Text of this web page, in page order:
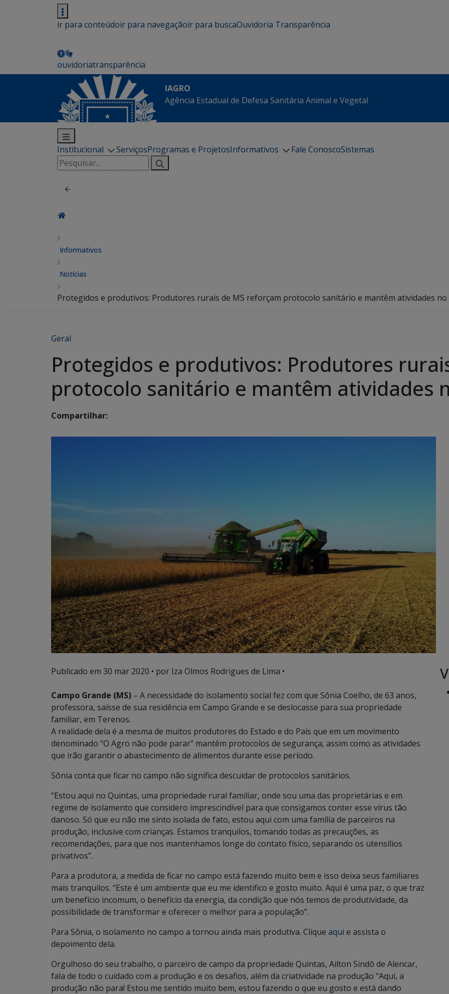
ir para conteúdoir para navegaçãoir para buscaOuvidoria Transparência
ouvidoriatransparência
IAGRO
Agência Estadual de Defesa Sanitária Animal e Vegetal
Institucional ServiçosProgramas e ProjetosInformativos Fale ConoscoSistemas
Pesquisar
por:
Informativos
Notícias
Protegidos e produtivos: Produtores rurais de MS reforçam protocolo sanitário e mantêm atividades no
Geral
Protegidos e produtivos: Produtores
protocolo sanitário e mantêm atividades
Compartilhar:
Publicado em 30 mar 2020 • por Iza Olmos Rodrigues de Lima •
Campo Grande (MS) – A necessidade do isolamento social fez com que Sônia Coelho, de 63 anos,
professora, saísse de sua residência em Campo Grande e se deslocasse para sua propriedade
familiar, em Terenos.
A realidade dela é a mesma de muitos produtores do Estado e do País que em um movimento
denominado “O Agro não pode parar” mantêm protocolos de segurança, assim como as atividades
que irão garantir o abastecimento de alimentos durante esse período.
Sônia conta que ficar no campo não significa descuidar de protocolos sanitários.
“Estou aqui no Quintas, uma propriedade rural familiar, onde sou uma das proprietárias e em
regime de isolamento que considero imprescindível para que consigamos conter esse vírus tão
danoso. Só que eu não me sinto isolada de fato, estou aqui com uma família de parceiros na
produção, inclusive com crianças. Estamos tranquilos, tomando todas as precauções, as
recomendações, para que nos mantenhamos longe do contato físico, separando os utensílios
privativos”.
Para a produtora, a medida de ficar no campo está fazendo muito bem e isso deixa seus familiares
mais tranquilos. “Este é um ambiente que eu me identifico e gosto muito. Aqui é uma paz, o que traz
um benefício incomum, o benefício da energia, da condição que nós temos de produtividade, da
possibilidade de transformar e oferecer o melhor para a população”.
Para Sônia, o isolamento no campo a tornou ainda mais produtiva. Clique aqui e assista o
depoimento dela.
Orgulhoso do seu trabalho, o parceiro de campo da propriedade Quintas, Ailton Sindô de Alencar,
fala de todo o cuidado com a produção e os desafios, além da criatividade na produção “Aqui, a
produção não para! Estou me sentido muito bem, estou fazendo o que eu gosto e está dando